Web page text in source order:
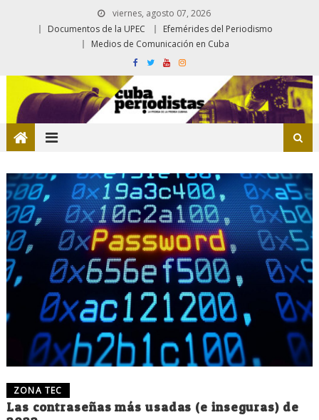
viernes, agosto 07, 2026
Documentos de la UPEC
Efemérides del Periodismo
Medios de Comunicación en Cuba
ZONA TEC
Las contraseñas más usadas (e inseguras) de